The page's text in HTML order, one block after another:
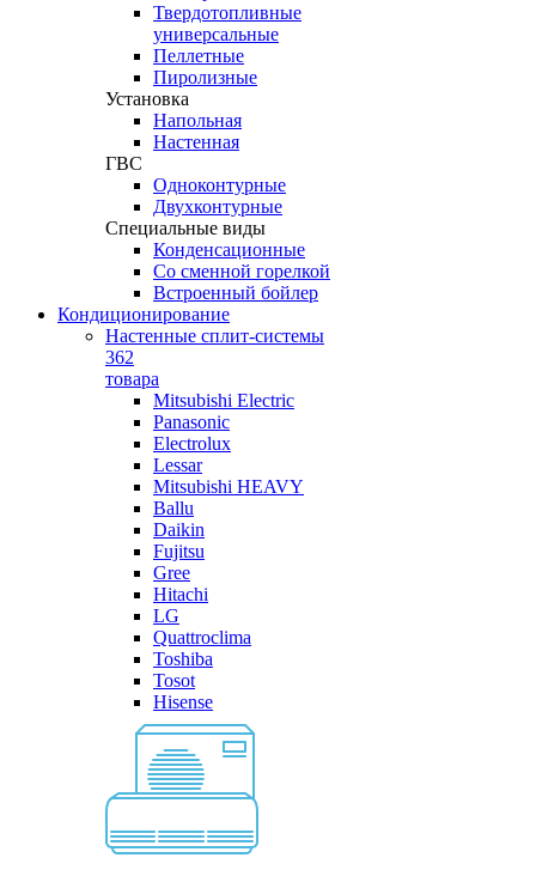
Твердотопливные
универсальные
Пеллетные
Пиролизные
Установка
Напольная
Настенная
ГВС
Одноконтурные
Двухконтурные
Специальные виды
Конденсационные
Со сменной горелкой
Встроенный бойлер
Кондиционирование
Настенные сплит-системы
362
товара
Mitsubishi Electric
Panasonic
Electrolux
Lessar
Mitsubishi HEAVY
Ballu
Daikin
Fujitsu
Gree
Hitachi
LG
Quattroclima
Toshiba
Tosot
Hisense